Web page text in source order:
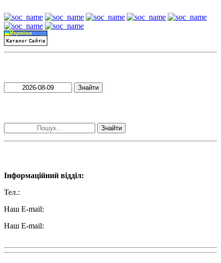
Знайти
Знайти
Інформаційний відділ:
Тел.:
Наш E-mail:
Наш E-mail: